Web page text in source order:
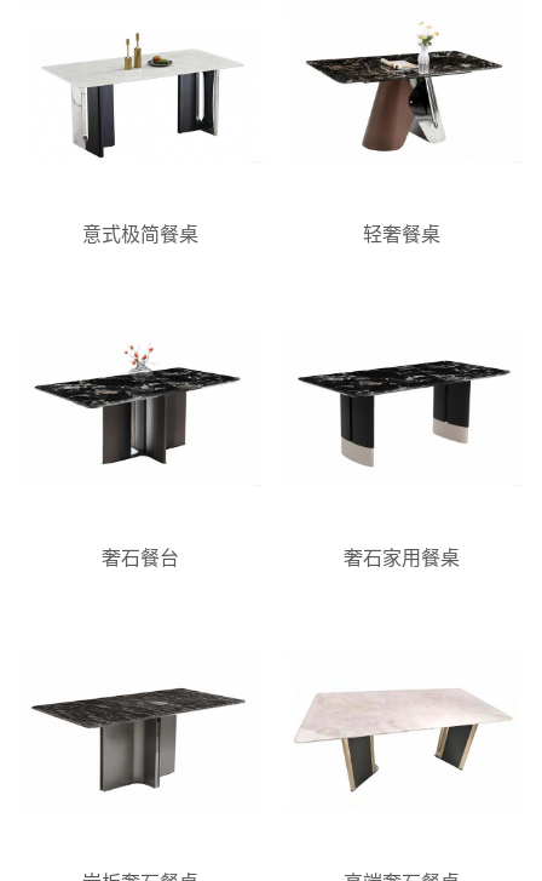
意式极简餐桌 轻奢餐桌
奢石餐台 奢石家用餐桌